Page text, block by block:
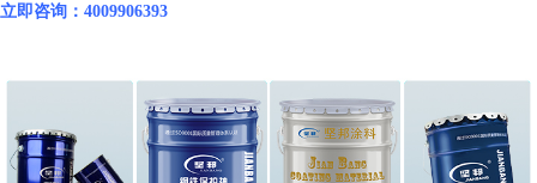
立即咨询：4009906393